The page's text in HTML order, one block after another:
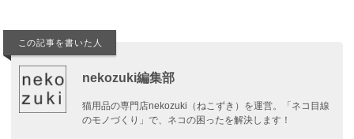
ビ
ゲ
ー
この記事を書いた人
nekozuki編集部
猫用品の専門店nekozuki（ねこずき）を運営。「ネコ目線
のモノづくり」で、ネコの困ったを解決します！